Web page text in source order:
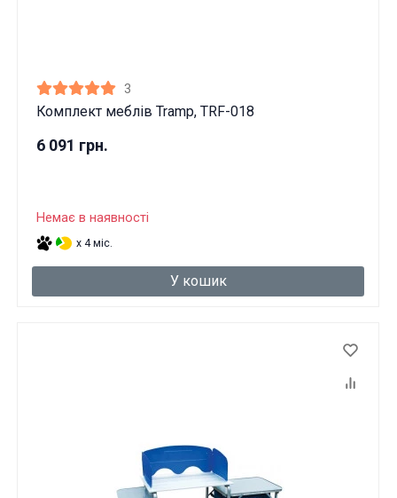
3
Комплект меблів Tramp, TRF-018
6 091 грн.
Немає в наявності
x 4 міс.
У кошик